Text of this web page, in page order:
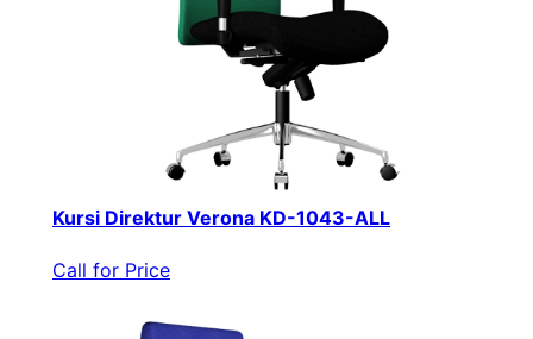
Kursi Direktur Verona KD-1043-ALL
Call for Price